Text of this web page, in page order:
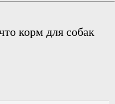
корм для собак